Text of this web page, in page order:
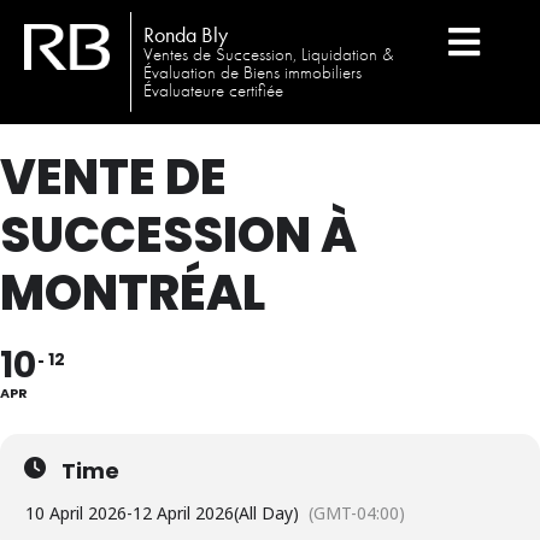
Ronda Bly
Ventes de Succession, Liquidation &
Évaluation de Biens immobiliers
Évaluateure certifiée
VENTE DE
SUCCESSION À
MONTRÉAL
10
APR
12
Time
10 April 2026-12 April 2026(All Day) (GMT-04:00)